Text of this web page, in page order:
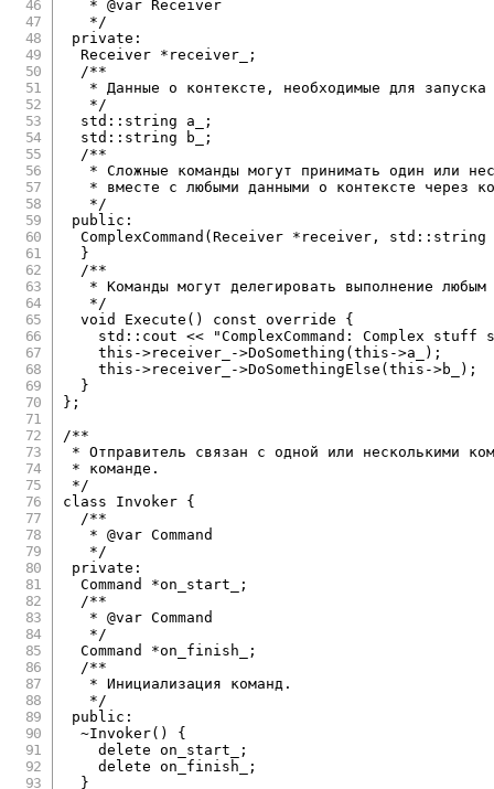
   * @var Receiver
   */
private :
  Receiver
* receiver_
;
/**
* Данные о контексте, необходимые для запуска
   */
  std
:: string a_
;
  std
:: string b_
;
/**
* Сложные команды могут принимать один или
* вместе с любыми данными о контексте через
   */
public :
ComplexCommand (Receiver * receiver , std :: string
}
/**
* Команды могут делегировать выполнение любым
   */
void
Execute ( ) const override
{
    std
:: cout <<
"ComplexCommand: Complex
this ->receiver_ ->DoSomething (this ->a_ ) ;
this ->receiver_ ->DoSomethingElse (this ->b_ ) ;
}
} ;
/**
* Отправитель связан с одной или несколькими
* команде.
*/
class
Invoker {
/**
   * @var Command
   */
private :
  Command
*on_start_
;
/**
   * @var Command
   */
  Command
*on_finish_
;
/**
   * Инициализация команд.
   */
public :
~Invoker( )
{
delete on_start_
;
delete on_finish_
;
}